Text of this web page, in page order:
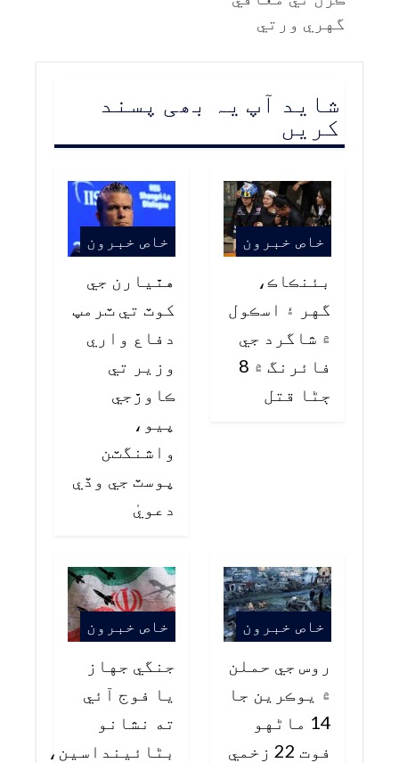
گهري ورتي
شاید آپ یہ بھی پسند
کریں
خاص خبرون
بئنڪاڪ،
گهر ۽ اسڪول
۾ شاگرد جي
فائرنگ ۾ 8
ڄڻا قتل
خاص خبرون
هٿيارن جي
کوٽ تي ٽرمپ
دفاع واري
وزير تي
ڪاوڙجي
پيو،
واشنگٽن
پوسٽ جي وڏي
دعويٰ
خاص خبرون
روس جي حملن
۾ يوڪرين جا
14 ماڻهو
فوت 22 زخمي
خاص خبرون
جنگي جهاز
يا فوج آئي
ته نشانو
بڻائينداسين،